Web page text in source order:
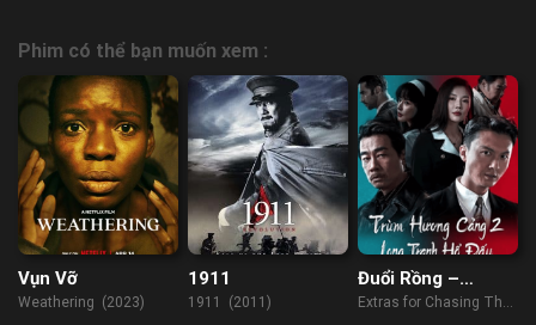
Phim có thể bạn muốn xem :
Vụn Vỡ
Weathering (2023)
1911
1911 (2011)
Đuổi Rồng –
Chương Phụ: Nhập
Extras for Chasing The